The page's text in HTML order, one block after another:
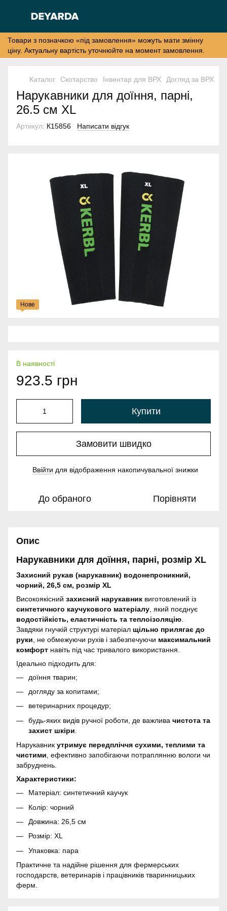
Товари з позначкою «під замовлення» можуть мати змінну
ціну. Актуальну вартість уточнюйте на момент замовлення.
Каталог Скотарство Інвентар для ВРХ Догляд за ВРХ
Нарукавники для доїння, парні,
26.5 см XL
Артикул: К15856 Написати відгук
Нове
В наявності
923.5 грн
Купити
Замовити швидко
Ввійти для відображення накопичувальної знижки
До обраного Порівняти
Опис
Нарукавники для доїння, парні, розмір XL
Захисний рукав (нарукавник) водонепроникний,
чорний, 26,5 см, розмір XL
Високоякісний захисний нарукавник виготовлений із
синтетичного каучукового матеріалу , який поєднує
водостійкість, еластичність та теплоізоляцію
Завдяки гнучкій структурі матеріал щільно прилягає до
руки , не обмежуючи рухів і забезпечуючи максимальний
комфорт навіть під час тривалого використання.
Ідеально підходить для:
доїння тварин;
догляду за копитами;
ветеринарних процедур;
будь-яких видів ручної роботи, де важлива чистота та
захист шкіри
Нарукавник утримує передпліччя сухими, теплими та
чистими , ефективно запобігаючи потраплянню вологи чи
забруднень.
Характеристики:
Матеріал: синтетичний каучук
Колір: чорний
Довжина: 26,5 см
Розмір: XL
Упаковка: пара
Практичне та надійне рішення для фермерських
господарств, ветеринарів і працівників тваринницьких
ферм.